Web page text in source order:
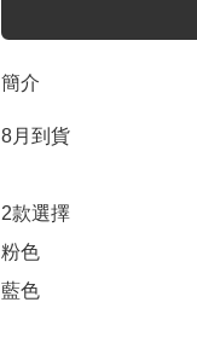
簡介
8月到貨
2款選擇
粉色
藍色